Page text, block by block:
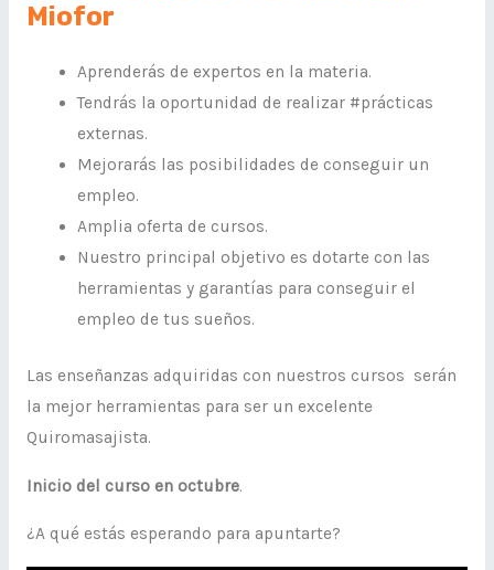
Miofor
Aprenderás de expertos en la materia.
Tendrás la oportunidad de realizar #prácticas
externas.
Mejorarás las posibilidades de conseguir un
empleo.
Amplia oferta de cursos.
Nuestro principal objetivo es dotarte con las
herramientas y garantías para conseguir el
empleo de tus sueños.
Las enseñanzas adquiridas con nuestros cursos serán
la mejor herramientas para ser un excelente
Quiromasajista.
Inicio del curso en octubre.
¿A qué estás esperando para apuntarte?